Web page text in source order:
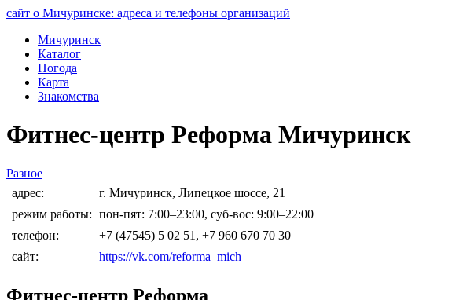
сайт о Мичуринске: адреса и телефоны организаций
Мичуринск
Каталог
Погода
Карта
Знакомства
Фитнес-центр Реформа Мичуринск
Разное
адрес:
г. Мичуринск, Липецкое шоссе, 21
режим работы: пон-пят: 7:00–23:00, суб-вос: 9:00–22:00
телефон:
+7 (47545) 5 02 51, +7 960 670 70 30
сайт:
https://vk.com/reforma_mich
Фитнес-центр Реформа